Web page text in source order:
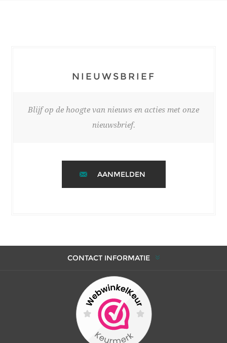
NIEUWSBRIEF
Blijf op de hoogte van nieuws en acties met onze
nieuwsbrief.
AANMELDEN
CONTACT INFORMATIE